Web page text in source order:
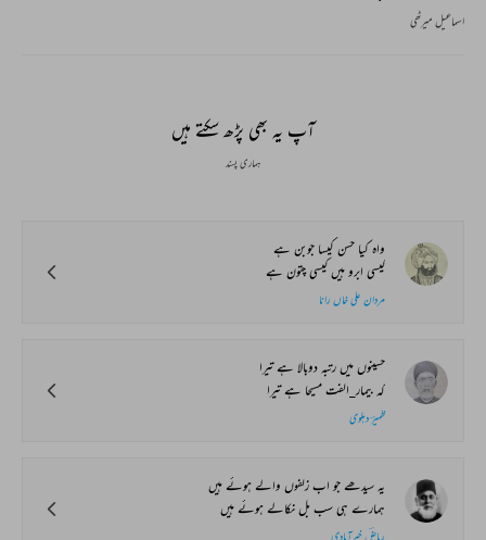
اسماعیل میرٹھی
آپ یہ بھی پڑھ سکتے ہیں
ہماری پسند
واہ کیا حسن کیسا جوبن ہے
کیسی ابرو ہیں کیسی چتون ہے
مردان علی خاں رانا
حسینوں میں رتبہ دوبالا ہے تیرا
کہ بیمار_الفت مسیحا ہے تیرا
ظہیرؔ دہلوی
یہ سیدھے جو اب زلفوں والے ہوئے ہیں
ہمارے ہی سب بل نکالے ہوئے ہیں
ریاضؔ خیرآبادی